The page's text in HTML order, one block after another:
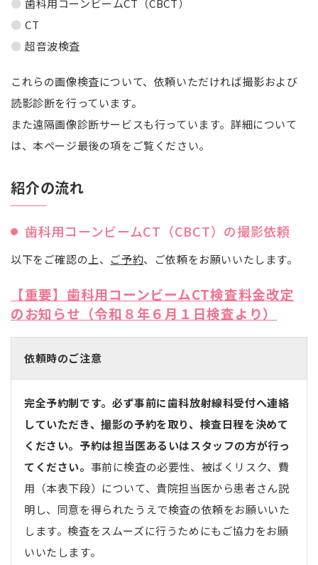
歯科用コーンビームCT（CBCT）
CT
超音波検査
これらの画像検査について、依頼いただければ撮影および
読影診断を行っています。
また遠隔画像診断サービスも行っています。詳細について
は、本ページ最後の項をご覧ください。
紹介の流れ
歯科用コーンビームCT（CBCT）の撮影依頼
以下をご確認の上、 ご予約、ご依頼をお願いいたします。
【重要】歯科用コーンビームCT検査料金改定
のお知らせ（令和８年６月１日検査より）
依頼時のご注意
完全予約制です。必ず事前に歯科放射線科受付へ連絡
していただき、撮影の予約を取り、検査日程を決めて
ください。予約は担当医あるいはスタッフの方が行っ
てください。 事前に検査の必要性、被ばくリスク、費
用（本表下段）について、貴院担当医から患者さん説
明し、同意を得られたうえで検査の依頼をお願いいた
します。検査をスムーズに行うためにもご協力をお願
いいたします。